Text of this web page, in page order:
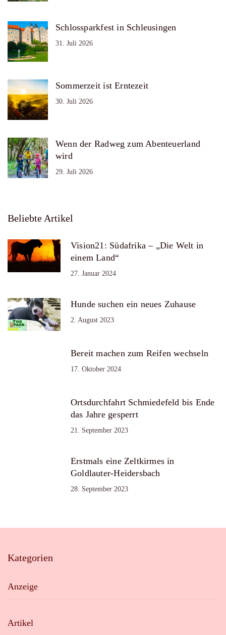
Schlossparkfest in Schleusingen
31. Juli 2026
Sommerzeit ist Erntezeit
30. Juli 2026
Wenn der Radweg zum Abenteuerland
wird
29. Juli 2026
Beliebte Artikel
Vision21: Südafrika – „Die Welt in
einem Land“
27. Januar 2024
Hunde suchen ein neues Zuhause
2. August 2023
Bereit machen zum Reifen wechseln
17. Oktober 2024
Ortsdurchfahrt Schmiedefeld bis Ende
das Jahre gesperrt
21. September 2023
Erstmals eine Zeltkirmes in
Goldlauter-Heidersbach
28. September 2023
Kategorien
Anzeige
Artikel